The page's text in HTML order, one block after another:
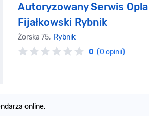
Autoryzowany Serwis Opla
Fijałkowski Rybnik
Żorska 75, Rybnik
0 (0 opinii)
online.